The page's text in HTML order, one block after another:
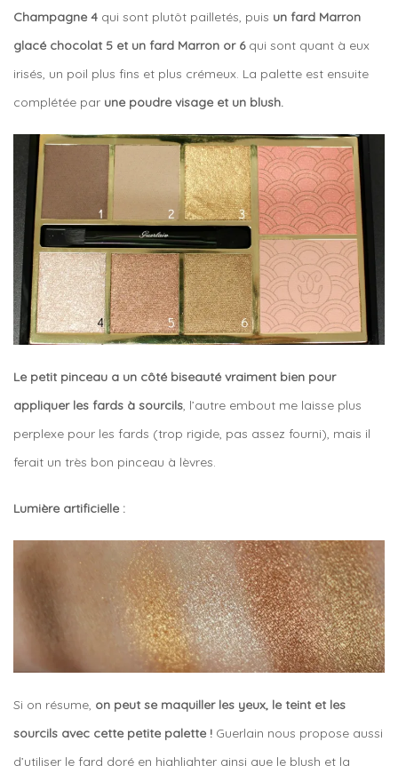
Champagne 4 qui sont plutôt pailletés, puis un fard Marron
glacé chocolat 5 et un fard Marron or 6qui sont quant à eux
irisés, un poil plus fins et plus crémeux. La palette est ensuite
complétée par une poudre visage et un blush.
Le petit pinceau a un côté biseauté vraiment bien pour
appliquer les fards à sourcils, l’autre embout me laisse plus
perplexe pour les fards (trop rigide, pas assez fourni), mais il
ferait un très bon pinceau à lèvres.
Lumière artificielle :
Si on résume, on peut se maquiller les yeux, le teint et les
sourcils avec cette petite palette ! Guerlain nous propose aussi
d’utiliser le fard doré en highlighter ainsi que le blush et la